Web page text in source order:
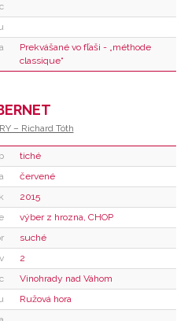
Prekvášané vo fľaši - „méthode
classique“
– Richard Tóth
tiché
červené
2015
výber z hrozna, CHOP
suché
2
Vinohrady nad Váhom
Ružová hora